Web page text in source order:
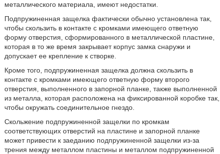
металлического материала, имеют недостатки.
Подпружиненная защелка фактически обычно установлена так,
чтобы скользить в контакте с кромками имеющего ответную
форму отверстия, сформированного в металлической пластине,
которая в то же время закрывает корпус замка снаружи и
допускает ее крепление к створке.
Кроме того, подпружиненная защелка должна скользить в
контакте с кромками имеющего ответную форму второго
отверстия, выполненного в запорной планке, также выполненной
из металла, которая расположена на фиксированной коробке так,
чтобы окружать соединительное гнездо.
Скольжение подпружиненной защелки по кромкам
соответствующих отверстий на пластине и запорной планке
может привести к заеданию подпружиненной защелки из-за
трения между металлом пластины и металлом подпружиненной